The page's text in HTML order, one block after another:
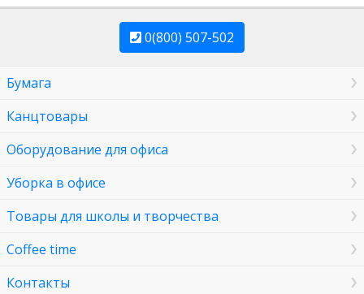
0(800) 507-502
Бумага
Канцтовары
Оборудование для офиса
Уборка в офисе
Товары для школы и творчества
Coffee time
Контакты